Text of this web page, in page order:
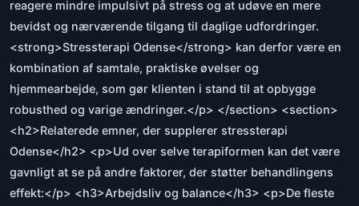
reagere mindre impulsivt på stress og at udøve en mere
bevidst og nærværende tilgang til daglige udfordringer.
<strong>Stressterapi Odense</strong> kan derfor være en
kombination af samtale, praktiske øvelser og
hjemmearbejde, som gør klienten i stand til at opbygge
robusthed og varige ændringer.</p> </section> <section>
<h2>Relaterede emner, der supplerer stressterapi
Odense</h2> <p>Ud over selve terapiformen kan det være
gavnligt at se på andre faktorer, der støtter behandlingens
effekt:</p> <h3>Arbejdsliv og balance</h3> <p>De fleste